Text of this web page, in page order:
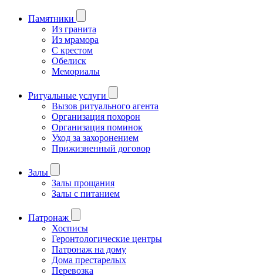
Памятники
Из гранита
Из мрамора
С крестом
Обелиск
Мемориалы
Ритуальные услуги
Вызов ритуального агента
Организация похорон
Организация поминок
Уход за захоронением
Прижизненный договор
Залы
Залы прощания
Залы с питанием
Патронаж
Хосписы
Геронтологические центры
Патронаж на дому
Дома престарелых
Перевозка